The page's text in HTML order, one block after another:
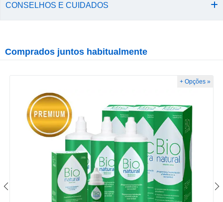
CONSELHOS E CUIDADOS
Comprados juntos habitualmente
+ Opções »